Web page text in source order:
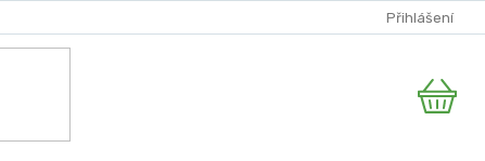
Přihlášení
Nákupní